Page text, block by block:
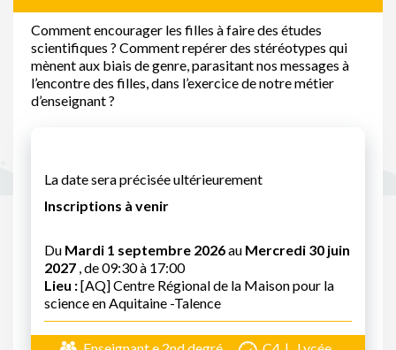
Comment encourager les filles à faire des études
scientifiques ? Comment repérer des stéréotypes qui
mènent aux biais de genre, parasitant nos messages à
l’encontre des filles, dans l’exercice de notre métier
d’enseignant ?
La date sera précisée ultérieurement
Inscriptions à venir
Du Mardi 1 septembre 2026au Mercredi 30 juin
2027 , de 09:30 à 17:00
Lieu :[AQ] Centre Régional de la Maison pour la
science en Aquitaine -Talence